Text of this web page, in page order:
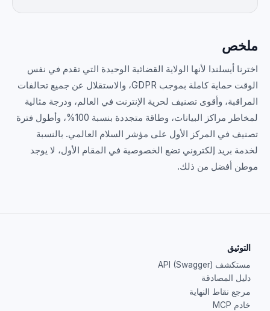
ملخص
اخترنا أيسلندا لأنها الولاية القضائية الوحيدة التي تقدم في نفس
الوقت حماية كاملة بموجب GDPR، والاستقلال عن جميع تحالفات
المراقبة، وأقوى تصنيف لحرية الإنترنت في العالم، ودرجة مثالية
لمخاطر مراكز البيانات، وطاقة متجددة بنسبة 100%، وأطول فترة
تصنيف في المركز الأول على مؤشر السلام العالمي. بالنسبة
لخدمة بريد إلكتروني تضع الخصوصية في المقام الأول، لا يوجد
موطن أفضل من ذلك.
التوثيق
مستكشف API (Swagger)
دليل المصادقة
مرجع نقاط النهاية
خادم MCP